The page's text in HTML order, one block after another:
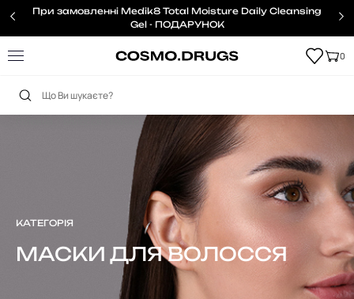
При замовленні Medik8 Total Moisture Daily Cleansing
Gel - ПОДАРУНОК
0
КАТЕГОРІЯ
МАСКИ ДЛЯ ВОЛОССЯ